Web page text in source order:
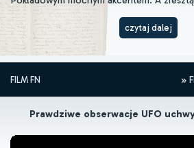
czytaj dalej
FILM FN
Prawdziwe obserwacje UFO